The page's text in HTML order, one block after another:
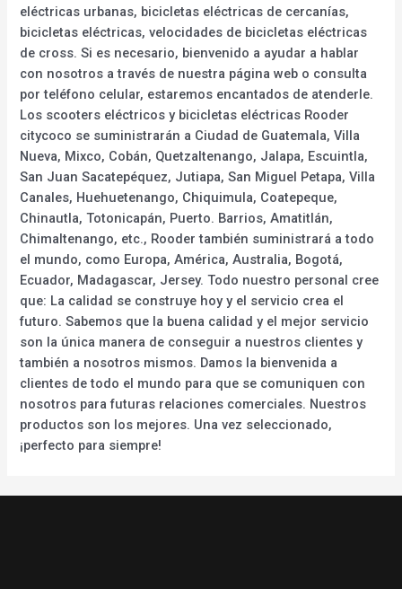
eléctricas urbanas, bicicletas eléctricas de cercanías,
bicicletas eléctricas, velocidades de bicicletas eléctricas
de cross. Si es necesario, bienvenido a ayudar a hablar
con nosotros a través de nuestra página web o consulta
por teléfono celular, estaremos encantados de atenderle.
Los scooters eléctricos y bicicletas eléctricas Rooder
citycoco se suministrarán a Ciudad de Guatemala, Villa
Nueva, Mixco, Cobán, Quetzaltenango, Jalapa, Escuintla,
San Juan Sacatepéquez, Jutiapa, San Miguel Petapa, Villa
Canales, Huehuetenango, Chiquimula, Coatepeque,
Chinautla, Totonicapán, Puerto. Barrios, Amatitlán,
Chimaltenango, etc., Rooder también suministrará a todo
el mundo, como Europa, América, Australia, Bogotá,
Ecuador, Madagascar, Jersey. Todo nuestro personal cree
que: La calidad se construye hoy y el servicio crea el
futuro. Sabemos que la buena calidad y el mejor servicio
son la única manera de conseguir a nuestros clientes y
también a nosotros mismos. Damos la bienvenida a
clientes de todo el mundo para que se comuniquen con
nosotros para futuras relaciones comerciales. Nuestros
productos son los mejores. Una vez seleccionado,
¡perfecto para siempre!